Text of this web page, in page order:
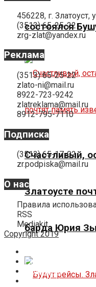
состоялся
Счастливый,
Златоусте
барда Юрия
456228, г. Златоуст,
(3513) 65-25-22
zrg-zlat@yandex.ru
Реклама
(3513) 65-25-22
zlato-ni@mail.ru
8922-723-9242
zlatreklama@mail.ru
8912-795-7110
Подписка
(3513) 65-17-02
zr.podpiska@mail.ru
О нас
Правила
RSS
Mediakit
Copyright 2019
Реклама
Подписка
Контакты